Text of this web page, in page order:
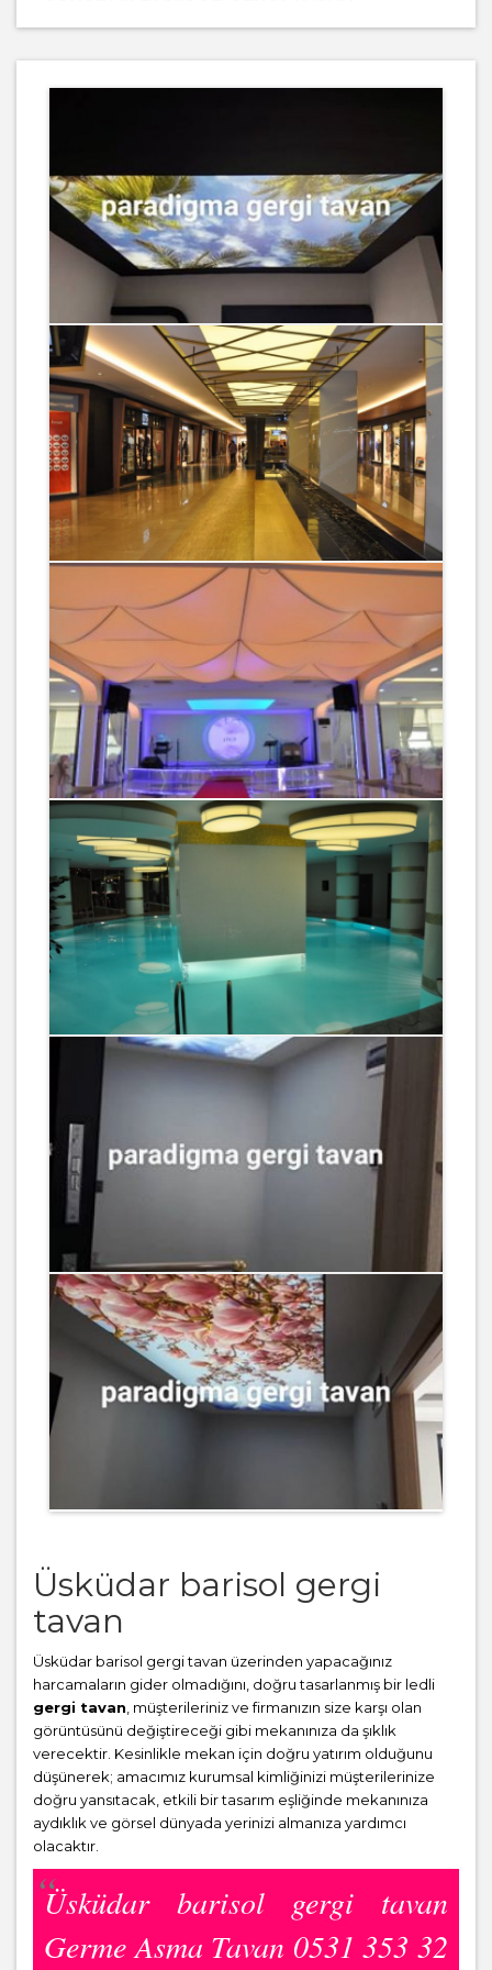
Üsküdar barisol gergi
tavan
Üsküdar barisol gergi tavan üzerinden yapacağınız
harcamaların gider olmadığını, doğru tasarlanmış bir ledli
gergi tavan , müşterileriniz ve firmanızın size karşı olan
görüntüsünü değiştireceği gibi mekanınıza da şıklık
verecektir. Kesinlikle mekan için doğru yatırım olduğunu
düşünerek; amacımız kurumsal kimliğinizi müşterilerinize
doğru yansıtacak, etkili bir tasarım eşliğinde mekanınıza
aydıklık ve görsel dünyada yerinizi almanıza yardımcı
olacaktır.
Üsküdar barisol gergi tavan
Germe Asma Tavan 0531 353 32